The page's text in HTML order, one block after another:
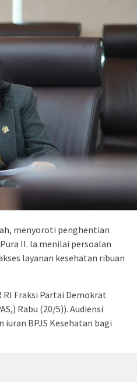
menyoroti penghentian
II. Ia menilai persoalan
layanan kesehatan ribuan
RI Fraksi Partai Demokrat
Rabu (20/5)). Audiensi
BPJS Kesehatan bagi